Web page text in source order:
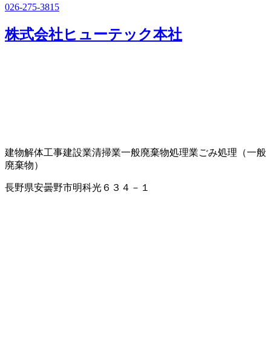
026-275-3815
株式会社ヒューテック本社
建物解体工事建設業清掃業一般廃棄物処理業ごみ処理（一般
廃棄物）
長野県安曇野市明科光６３４－１